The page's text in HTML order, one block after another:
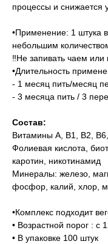
процессы и снижается
•Применение: 1 штука
небольшим
‼️Не запивать чаем или
•Длительность
- 1 месяц пить/месяц
- 3 месяца пить / 3
Состав:
Витамины A, B1, B2,
Фолиевая кислота,
каротин, никотинамид
Минералы: железо,
фосфор, калий, хлор,
•Комплекс подходит
• Возрастной порог : с
• В упаковке 100 штук